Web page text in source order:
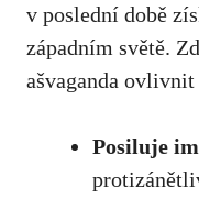
⁣v poslední době
západním světě.
ašvaganda ovlivnit
Posiluje⁢